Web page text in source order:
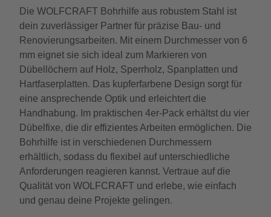
Die WOLFCRAFT Bohrhilfe aus robustem Stahl ist
dein zuverlässiger Partner für präzise Bau- und
Renovierungsarbeiten. Mit einem Durchmesser von 6
mm eignet sie sich ideal zum Markieren von
Dübellöchern auf Holz, Sperrholz, Spanplatten und
Hartfaserplatten. Das kupferfarbene Design sorgt für
eine ansprechende Optik und erleichtert die
Handhabung. Im praktischen 4er-Pack erhältst du vier
Dübelfixe, die dir effizientes Arbeiten ermöglichen. Die
Bohrhilfe ist in verschiedenen Durchmessern
erhältlich, sodass du flexibel auf unterschiedliche
Anforderungen reagieren kannst. Vertraue auf die
Qualität von WOLFCRAFT und erlebe, wie einfach
und genau deine Projekte gelingen.